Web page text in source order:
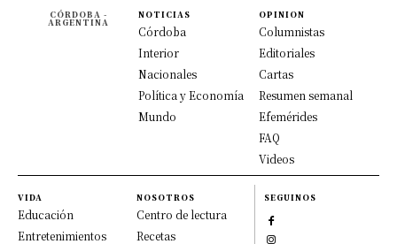
CÓRDOBA -
ARGENTINA
NOTICIAS
Córdoba
Interior
Nacionales
Política y Economía
Mundo
OPINION
Columnistas
Editoriales
Cartas
Resumen semanal
Efemérides
FAQ
Videos
VIDA
Educación
Entretenimientos
NOSOTROS
Centro de lectura
Recetas
SEGUINOS